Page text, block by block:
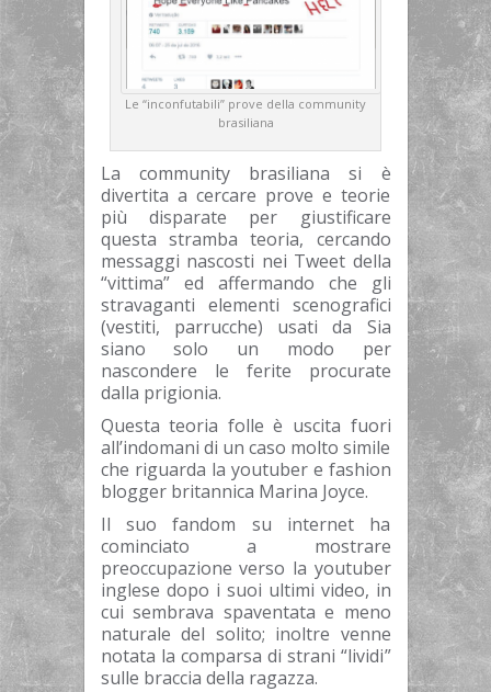
Le “inconfutabili” prove della community
brasiliana
La community brasiliana si è
divertita a cercare prove e teorie
più disparate per giustificare
questa stramba teoria, cercando
messaggi nascosti nei Tweet della
“vittima” ed affermando che gli
stravaganti elementi scenografici
(vestiti, parrucche) usati da Sia
siano solo un modo per
nascondere le ferite procurate
dalla prigionia.
Questa teoria folle è uscita fuori
all’indomani di un caso molto simile
che riguarda la youtuber e fashion
blogger britannica Marina Joyce.
Il suo fandom su internet ha
cominciato a mostrare
preoccupazione verso la youtuber
inglese dopo i suoi ultimi video, in
cui sembrava spaventata e meno
naturale del solito; inoltre venne
notata la comparsa di strani “lividi”
sulle braccia della ragazza.